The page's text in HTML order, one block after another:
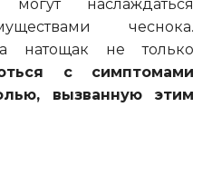
могут наслаждаться
ми
чеснока.
натощак не только
с симптомами
вызванную этим